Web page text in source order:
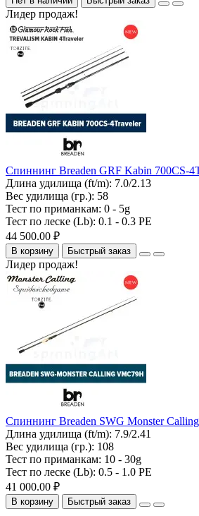
Лидер продаж!
Спиннинг Breaden GRF Kabin 700CS-
Длина удилища (ft/m): 7.0/2.13
Вес удилища (гр.): 58
Тест по приманкам: 0 - 5g
Тест по леске (Lb): 0.1 - 0.3 PE
44 500.00 ₽
В корзину Быстрый заказ
Лидер продаж!
Спиннинг Breaden SWG Monster
Длина удилища (ft/m): 7.9/2.41
Вес удилища (гр.): 108
Тест по приманкам: 10 - 30g
Тест по леске (Lb): 0.5 - 1.0 PE
41 000.00 ₽
В корзину Быстрый заказ